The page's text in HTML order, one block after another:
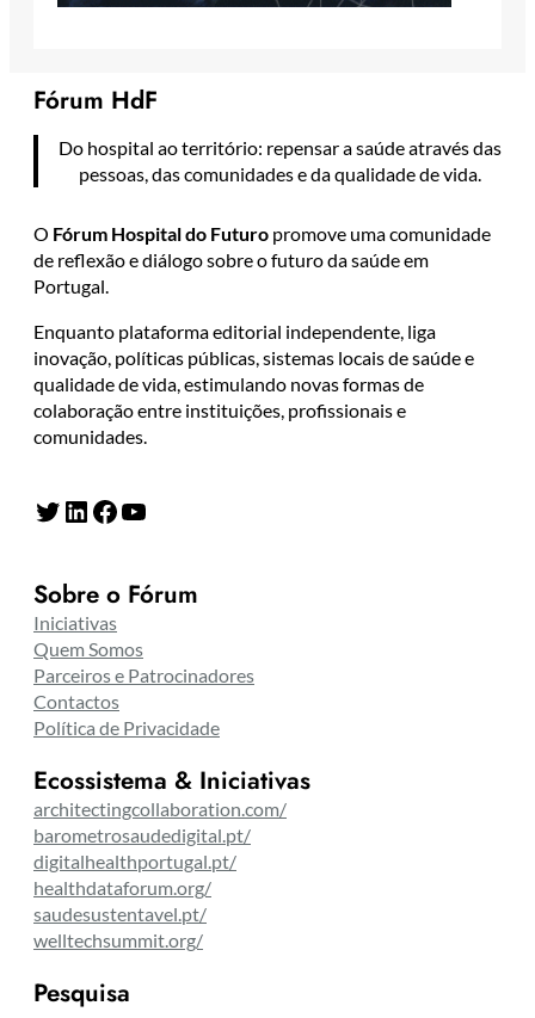
Fórum HdF
Do hospital ao território: repensar a saúde através das
pessoas, das comunidades e da qualidade de vida.
O Fórum Hospital do Futuro promove uma comunidade
de reflexão e diálogo sobre o futuro da saúde em
Portugal.
Enquanto plataforma editorial independente, liga
inovação, políticas públicas, sistemas locais de saúde e
qualidade de vida, estimulando novas formas de
colaboração entre instituições, profissionais e
comunidades.
Twitter LinkedIn Facebook YouTube
Sobre o Fórum
Iniciativas
Quem Somos
Parceiros e Patrocinadores
Contactos
Política de Privacidade
Ecossistema & Iniciativas
architectingcollaboration.com/
barometrosaudedigital.pt/
digitalhealthportugal.pt/
healthdataforum.org/
saudesustentavel.pt/
welltechsummit.org/
Pesquisa